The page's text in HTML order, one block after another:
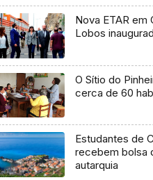
Nova ETAR em
Lobos
O Sítio do
cerca de 60
Estudantes de
recebem bolsa
autarquia